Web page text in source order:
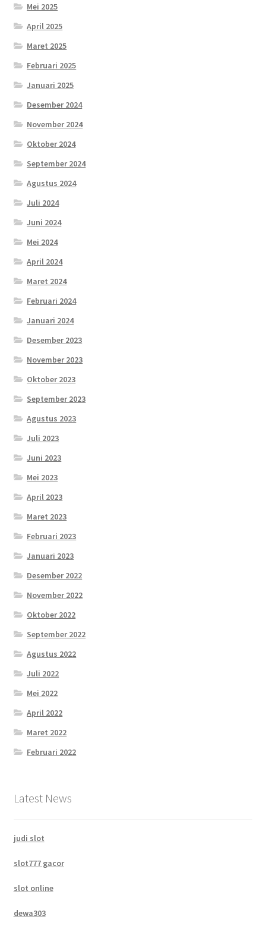
Mei 2025
April 2025
Maret 2025
Februari 2025
Januari 2025
Desember 2024
November 2024
Oktober 2024
September 2024
Agustus 2024
Juli 2024
Juni 2024
Mei 2024
April 2024
Maret 2024
Februari 2024
Januari 2024
Desember 2023
November 2023
Oktober 2023
September 2023
Agustus 2023
Juli 2023
Juni 2023
Mei 2023
April 2023
Maret 2023
Februari 2023
Januari 2023
Desember 2022
November 2022
Oktober 2022
September 2022
Agustus 2022
Juli 2022
Mei 2022
April 2022
Maret 2022
Februari 2022
Latest News
judi slot
slot777 gacor
slot online
dewa303